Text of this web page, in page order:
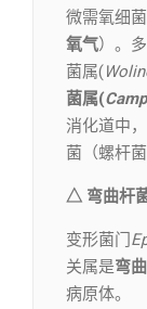
微需氧细
氧气）。
菌属(
菌属(
消化道中
菌（螺杆
△ 弯曲杆菌
变形菌门
关属是弯
病原体。